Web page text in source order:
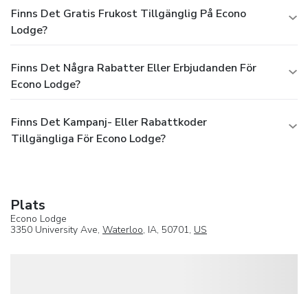
Finns Det Gratis Frukost Tillgänglig På Econo
Lodge?
Finns Det Några Rabatter Eller Erbjudanden För
Econo Lodge?
Finns Det Kampanj- Eller Rabattkoder
Tillgängliga För Econo Lodge?
Plats
Econo Lodge
3350 University Ave, Waterloo, IA, 50701, US